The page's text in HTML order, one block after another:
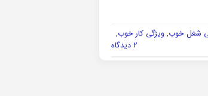
شغل خوب,ویژگی کار خوب,
۲ دیدگاه